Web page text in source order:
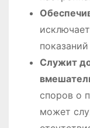
Служит
споров о
может